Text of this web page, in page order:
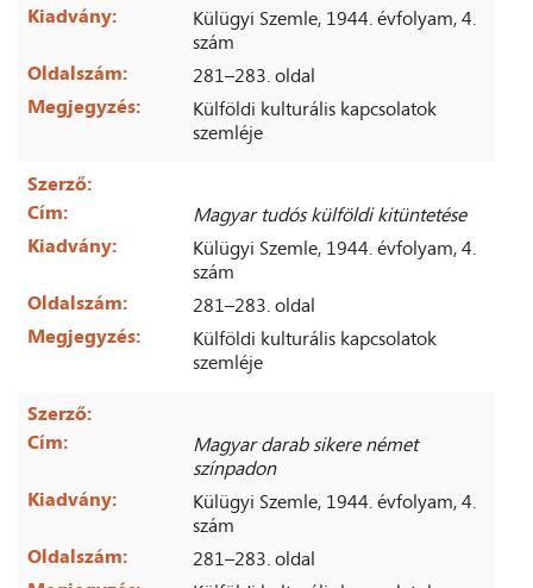
Kiadvány:
Külügyi Szemle, 1944. évfolyam, 4.
szám
Oldalszám:
281–283. oldal
Megjegyzés:
Külföldi kulturális kapcsolatok
szemléje
Szerző:
Cím:
Magyar tudós külföldi kitüntetése
Kiadvány:
Külügyi Szemle, 1944. évfolyam, 4.
szám
Oldalszám:
281–283. oldal
Megjegyzés:
Külföldi kulturális kapcsolatok
szemléje
Szerző:
Cím:
Magyar darab sikere német
színpadon
Kiadvány:
Külügyi Szemle, 1944. évfolyam, 4.
szám
Oldalszám:
281–283. oldal